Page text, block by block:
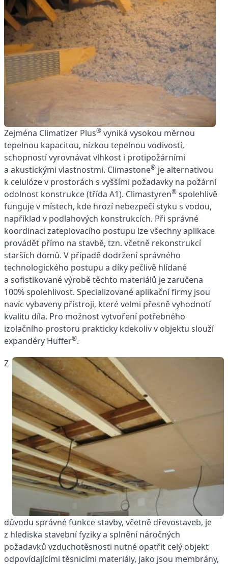
Zejména Climatizer Plus® vyniká vysokou měrnou
tepelnou kapacitou, nízkou tepelnou vodivostí,
schopností vyrovnávat vlhkost i protipožárními
a akustickými vlastnostmi. Climastone® je alternativou
k celulóze v prostorách s vyššími požadavky na požární
odolnost konstrukce (třída A1). Climastyren® spolehlivě
funguje v místech, kde hrozí nebezpečí styku s vodou,
například v podlahových konstrukcích. Při správné
koordinaci zateplovacího postupu lze všechny aplikace
provádět přímo na stavbě, tzn. včetně rekonstrukcí
starších domů. V případě dodržení správného
technologického postupu a díky pečlivě hlídané
a sofistikované výrobě těchto materiálů je zaručena
100% spolehlivost. Specializované aplikační firmy jsou
navíc vybaveny přístroji, které velmi přesně vyhodnotí
kvalitu díla. Pro možnost vytvoření potřebného
izolačního prostoru prakticky kdekoliv v objektu slouží
expandéry Huffer®.
Z
důvodu správné funkce stavby, včetně dřevostaveb, je
z hlediska stavební fyziky a splnění náročných
požadavků vzduchotěsnosti nutné opatřit celý objekt
odpovídajícími těsnicími materiály, jako jsou membrány,